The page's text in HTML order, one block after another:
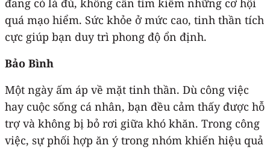
quá mạo hiểm. Sức khỏe ở mức cao, tinh thần tích
cực giúp bạn duy trì phong độ ổn định.
Bảo Bình
Một ngày ấm áp về mặt tinh thần. Dù công việc
hay cuộc sống cá nhân, bạn đều cảm thấy được hỗ
trợ và không bị bỏ rơi giữa khó khăn. Trong công
việc, sự phối hợp ăn ý trong nhóm khiến hiệu quả